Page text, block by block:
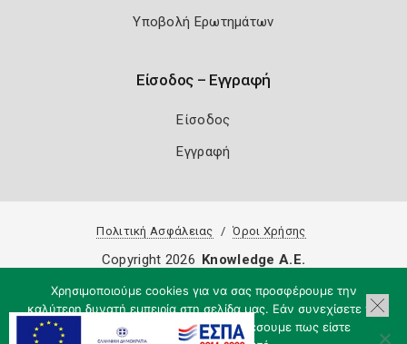
Υποβολή Ερωτημάτων
Είσοδος – Εγγραφή
Είσοδος
Εγγραφή
Πολιτική Ασφάλειας Όροι Χρήσης
Χρησιμοποιούμε cookies για να σας προσφέρουμε την
καλύτερη δυνατή εμπειρία στη σελίδα μας. Εάν συνεχίσετε να
χρησιμοποιείτε τη σελίδα, θα υποθέσουμε πως είστε
Copyright 2026 Knowledge A.E.